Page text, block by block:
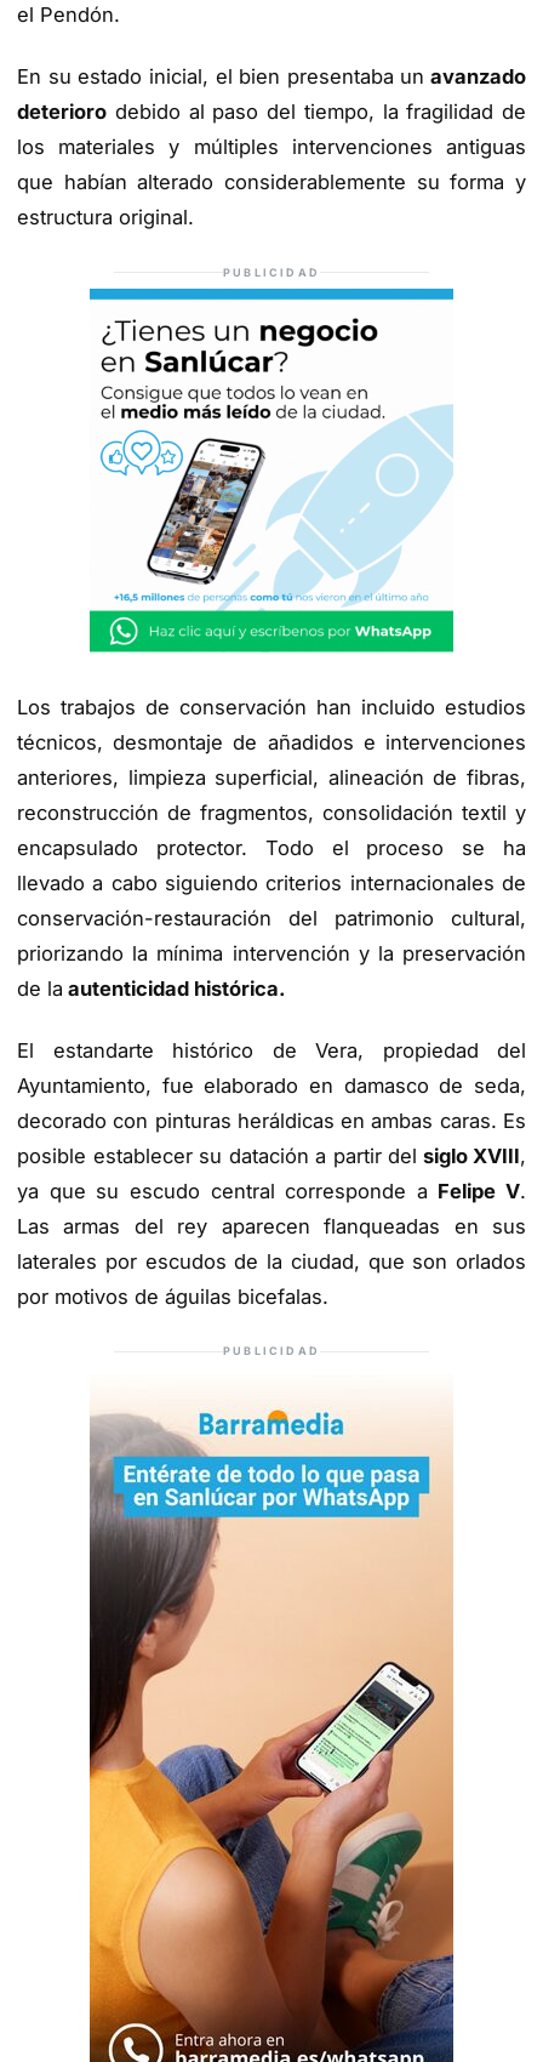
el Pendón.
En su estado inicial, el bien presentaba un avanzado
deterioro debido al paso del tiempo, la fragilidad de
los materiales y múltiples intervenciones antiguas
que habían alterado considerablemente su forma y
estructura original.
PUBLICIDAD
Los trabajos de conservación han incluido estudios
técnicos, desmontaje de añadidos e intervenciones
anteriores, limpieza superficial, alineación de fibras,
reconstrucción de fragmentos, consolidación textil y
encapsulado protector. Todo el proceso se ha
llevado a cabo siguiendo criterios internacionales de
conservación-restauración del patrimonio cultural,
priorizando la mínima intervención y la preservación
de la autenticidad histórica.
El estandarte histórico de Vera, propiedad del
Ayuntamiento, fue elaborado en damasco de seda,
decorado con pinturas heráldicas en ambas caras. Es
posible establecer su datación a partir del siglo XVIII,
ya que su escudo central corresponde a Felipe V.
Las armas del rey aparecen flanqueadas en sus
laterales por escudos de la ciudad, que son orlados
por motivos de águilas bicefalas.
PUBLICIDAD